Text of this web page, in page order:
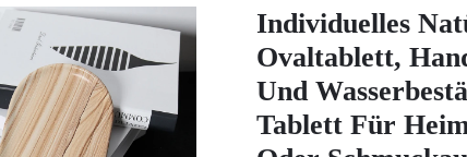
Individuelles
Ovaltablett,
Und
Tablett Für